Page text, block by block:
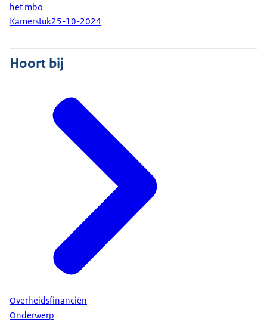
het mbo
Kamerstuk25-10-2024
Hoort bij
Overheidsfinanciën
Onderwerp